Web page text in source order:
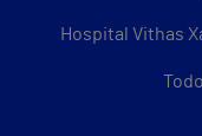
Hospital Vithas